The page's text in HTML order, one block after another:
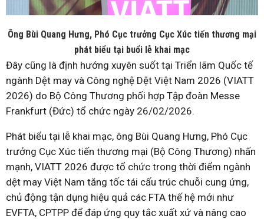
Ông Bùi Quang Hưng, Phó Cục trưởng Cục Xúc tiến thương mại
phát biểu tại buổi lễ khai mạc
Đây cũng là định hướng xuyên suốt tại Triển lãm Quốc tế
ngành Dệt may và Công nghệ Dệt Việt Nam 2026 (VIATT
2026) do Bộ Công Thương phối hợp Tập đoàn Messe
Frankfurt (Đức) tổ chức ngày 26/02/2026.
Phát biểu tại lễ khai mạc, ông Bùi Quang Hưng, Phó Cục
trưởng Cục Xúc tiến thương mại (Bộ Công Thương) nhấn
mạnh, VIATT 2026 được tổ chức trong thời điểm ngành
dệt may Việt Nam tăng tốc tái cấu trúc chuỗi cung ứng,
chủ động tận dụng hiệu quả các FTA thế hệ mới như
EVFTA, CPTPP để đáp ứng quy tắc xuất xứ và nâng cao